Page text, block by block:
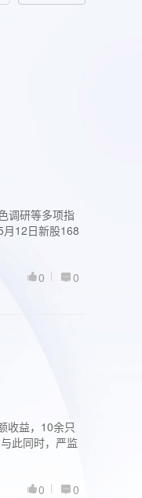
调研等多项指
12日新股168
0
0
收益，10余只
此同时，严监
0
0